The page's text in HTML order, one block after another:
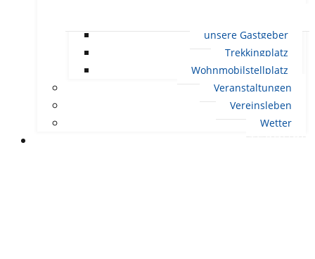
unsere Gastgeber
Trekkingplatz
Wohnmobilstellplatz
Veranstaltungen
Vereinsleben
Wetter
LEBEN IN ERNDTEBRÜCK